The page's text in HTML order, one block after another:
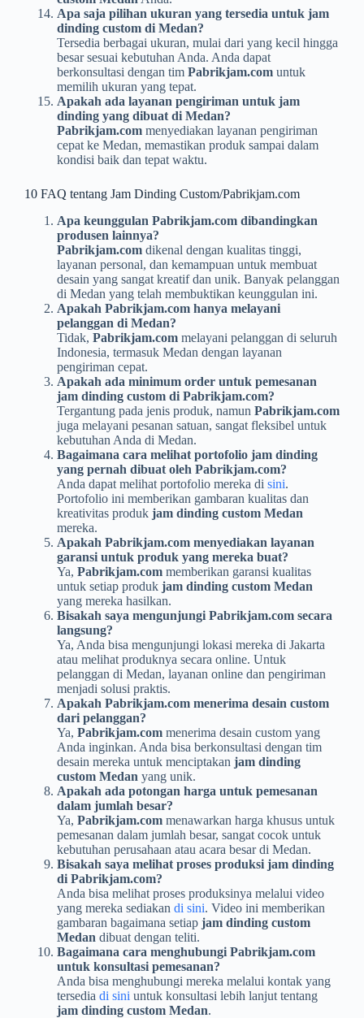
Apa saja pilihan ukuran yang tersedia untuk jam
dinding custom di Medan?
Tersedia berbagai ukuran, mulai dari yang kecil hingga
besar sesuai kebutuhan Anda. Anda dapat
berkonsultasi dengan tim Pabrikjam.com untuk
memilih ukuran yang tepat.
Apakah ada layanan pengiriman untuk jam
dinding yang dibuat di Medan?
Pabrikjam.com menyediakan layanan pengiriman
cepat ke Medan, memastikan produk sampai dalam
kondisi baik dan tepat waktu.
10 FAQ tentang Jam Dinding Custom/Pabrikjam.com
Apa keunggulan Pabrikjam.com dibandingkan
produsen lainnya?
Pabrikjam.com dikenal dengan kualitas tinggi,
layanan personal, dan kemampuan untuk membuat
desain yang sangat kreatif dan unik. Banyak pelanggan
di Medan yang telah membuktikan keunggulan ini.
Apakah Pabrikjam.com hanya melayani
pelanggan di Medan?
Tidak, Pabrikjam.com melayani pelanggan di seluruh
Indonesia, termasuk Medan dengan layanan
pengiriman cepat.
Apakah ada minimum order untuk pemesanan
jam dinding custom di Pabrikjam.com?
Tergantung pada jenis produk, namun Pabrikjam.com
juga melayani pesanan satuan, sangat fleksibel untuk
kebutuhan Anda di Medan.
Bagaimana cara melihat portofolio jam dinding
yang pernah dibuat oleh Pabrikjam.com?
Anda dapat melihat portofolio mereka di sini.
Portofolio ini memberikan gambaran kualitas dan
kreativitas produk jam dinding custom Medan
mereka.
Apakah Pabrikjam.com menyediakan layanan
garansi untuk produk yang mereka buat?
Ya, Pabrikjam.com memberikan garansi kualitas
untuk setiap produk jam dinding custom Medan
yang mereka hasilkan.
Bisakah saya mengunjungi Pabrikjam.com secara
langsung?
Ya, Anda bisa mengunjungi lokasi mereka di Jakarta
atau melihat produknya secara online. Untuk
pelanggan di Medan, layanan online dan pengiriman
menjadi solusi praktis.
Apakah Pabrikjam.com menerima desain custom
dari pelanggan?
Ya, Pabrikjam.com menerima desain custom yang
Anda inginkan. Anda bisa berkonsultasi dengan tim
desain mereka untuk menciptakan jam dinding
custom Medan yang unik.
Apakah ada potongan harga untuk pemesanan
dalam jumlah besar?
Ya, Pabrikjam.com menawarkan harga khusus untuk
pemesanan dalam jumlah besar, sangat cocok untuk
kebutuhan perusahaan atau acara besar di Medan.
Bisakah saya melihat proses produksi jam dinding
di Pabrikjam.com?
Anda bisa melihat proses produksinya melalui video
yang mereka sediakan di sini. Video ini memberikan
gambaran bagaimana setiap jam dinding custom
Medan dibuat dengan teliti.
Bagaimana cara menghubungi Pabrikjam.com
untuk konsultasi pemesanan?
Anda bisa menghubungi mereka melalui kontak yang
tersedia di sini untuk konsultasi lebih lanjut tentang
jam dinding custom Medan.